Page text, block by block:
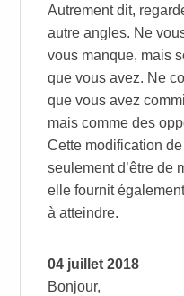
Autrement dit,
autre angles. Ne
vous manque, mais
que vous avez. Ne
que vous avez
mais comme des
Cette modification
seulement d’être de
elle fournit
à atteindre.
04 juillet 2018
Bonjour,